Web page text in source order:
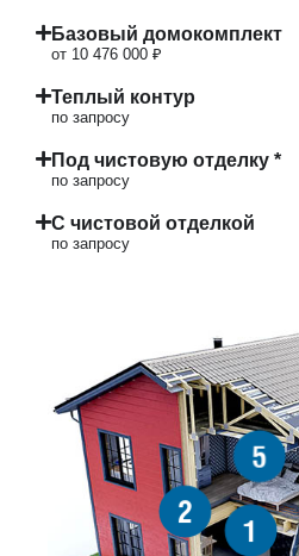
Базовый домокомплект
от 10 476 000 ₽
Теплый контур
по запросу
Под чистовую отделку *
по запросу
С чистовой отделкой
по запросу
1
2
5